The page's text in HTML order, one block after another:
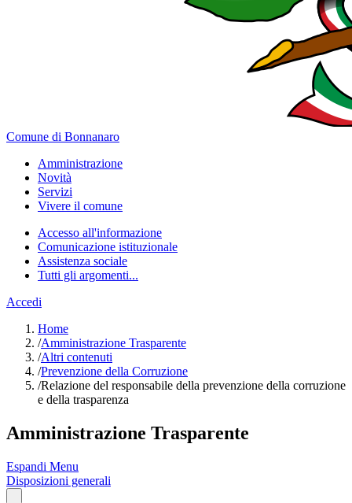
Comune di Bonnanaro
Amministrazione
Novità
Servizi
Vivere il comune
Accesso all'informazione
Comunicazione istituzionale
Assistenza sociale
Tutti gli argomenti...
Accedi
Home
/Amministrazione Trasparente
/Altri contenuti
/Prevenzione della Corruzione
/Relazione del responsabile della prevenzione della corruzione
e della trasparenza
Amministrazione Trasparente
Espandi Menu
Disposizioni generali